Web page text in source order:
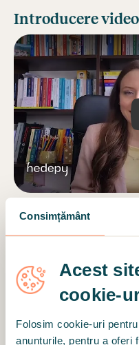
Consimțământ
Acest
cookie-
Folosim cookie-uri
anunțurile, pentru a oferi
Introducere video
Tipul ședinței
Ședințele online au
pe platforma